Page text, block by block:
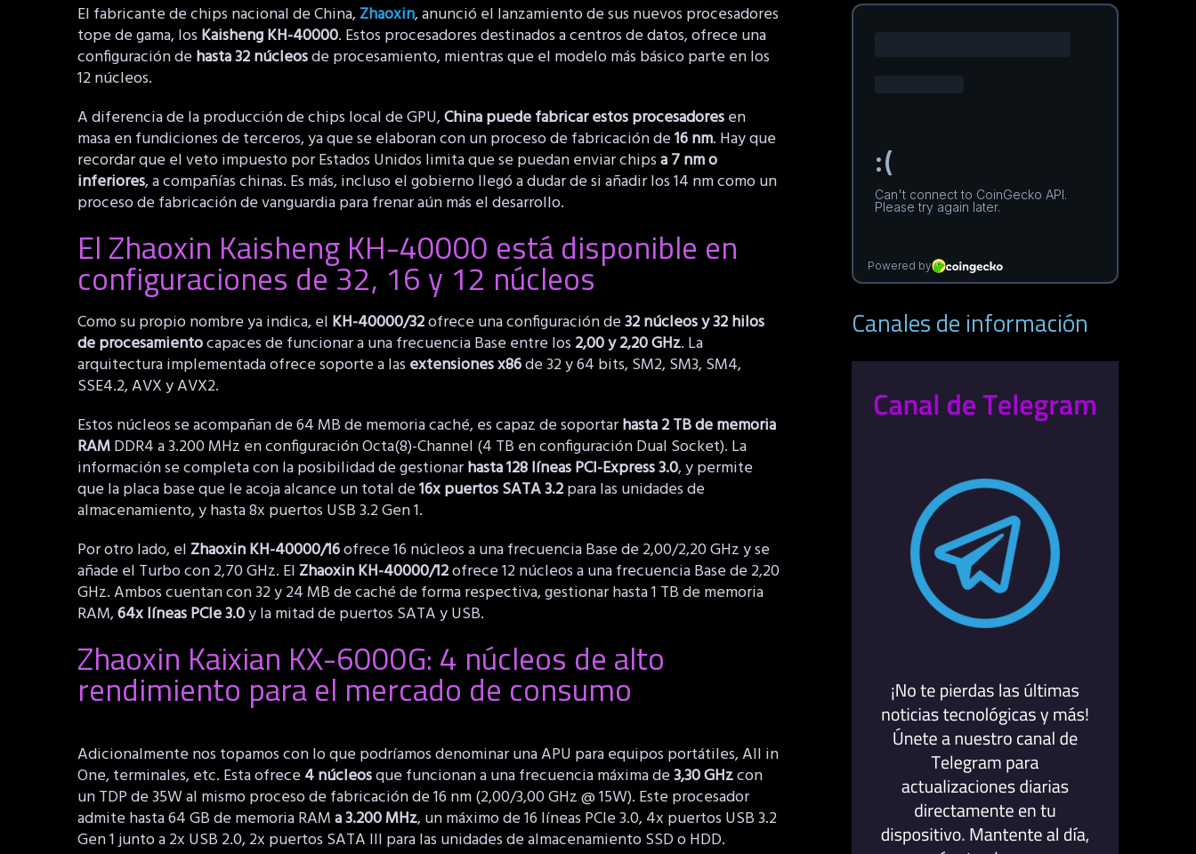
El fabricante de chips nacional de China,Zhaoxin, anunció el lanzamiento de sus nuevos procesadores
tope de gama, los Kaisheng KH-40000. Estos procesadores destinados a centros de datos, ofrece una
configuración dehasta 32 núcleosde procesamiento, mientras que el modelo más básico parte en los
12 núcleos.
A diferencia de la producción de chips local de GPU,China puede fabricar estos procesadoresen
masa en fundiciones de terceros, ya que se elaboran con un proceso de fabricación de16 nm. Hay que
recordar que el veto impuesto por Estados Unidos limita que se puedan enviar chipsa 7 nm o
inferiores, a compañías chinas. Es más, incluso el gobierno llegó a dudar de si añadir los 14 nm como un
proceso de fabricación de vanguardia para frenar aún más el desarrollo.
El Zhaoxin Kaisheng KH-40000 está disponible en
configuraciones de 32, 16 y 12 núcleos
Como su propio nombre ya indica, el KH-40000/32ofrece una configuración de32 núcleos y 32 hilos
de procesamientocapaces de funcionar a una frecuencia Base entre los 2,00 y 2,20 GHz. La
arquitectura implementada ofrece soporte a las extensiones x86de 32 y 64 bits, SM2, SM3, SM4,
SSE4.2, AVX y AVX2.
Estos núcleos se acompañan de 64 MB de memoria caché, es capaz de soportarhasta 2 TB de memoria
RAMDDR4 a 3.200 MHz en configuración Octa(8)-Channel (4 TB en configuración Dual Socket). La
información se completa con la posibilidad de gestionarhasta 128 líneas PCI-Express 3.0, y permite
que la placa base que le acoja alcance un total de16x puertos SATA 3.2para las unidades de
almacenamiento, y hasta 8x puertos USB 3.2 Gen 1.
Por otro lado, el Zhaoxin KH-40000/16ofrece 16 núcleos a una frecuencia Base de 2,00/2,20 GHz y se
añade el Turbo con 2,70 GHz. El Zhaoxin KH-40000/12ofrece 12 núcleos a una frecuencia Base de 2,20
GHz. Ambos cuentan con 32 y 24 MB de caché de forma respectiva, gestionar hasta 1 TB de memoria
RAM,64x líneas PCIe 3.0y la mitad de puertos SATA y USB.
Zhaoxin Kaixian KX-6000G: 4 núcleos de alto
rendimiento para el mercado de consumo
Adicionalmente nos topamos con lo que podríamos denominar una APU para equipos portátiles, All in
One, terminales, etc. Esta ofrece4 núcleosque funcionan a una frecuencia máxima de3,30 GHzcon
un TDP de 35W al mismo proceso de fabricación de 16 nm (2,00/3,00 GHz @ 15W). Este procesador
admite hasta 64 GB de memoria RAMa 3.200 MHz, un máximo de 16 líneas PCIe 3.0, 4x puertos USB 3.2
Gen 1 junto a 2x USB 2.0, 2x puertos SATA III para las unidades de almacenamiento SSD o HDD.
Canales de información